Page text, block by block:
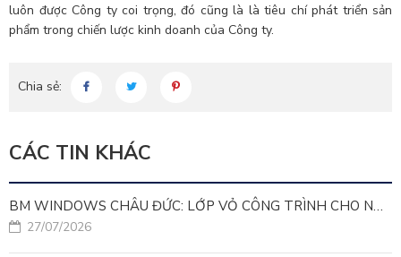
luôn được Công ty coi trọng, đó cũng là là tiêu chí phát triển sản
phẩm trong chiến lược kinh doanh của Công ty.
Chia sẻ:
CÁC TIN KHÁC
BM WINDOWS CHÂU ĐỨC: LỚP VỎ CÔNG TRÌNH CHO NHÀ MÁY LEED GOLD
27/07/2026